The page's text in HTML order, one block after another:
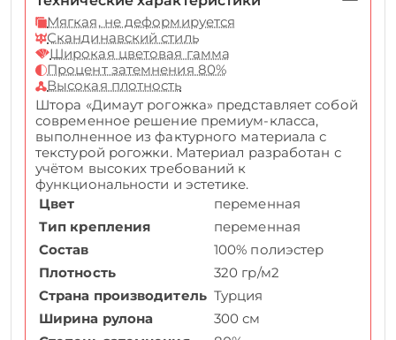
Мягкая, не деформируется
Скандинавский стиль
Широкая цветовая гамма
Процент затемнения 80%
Высокая плотность
Штора «Димаут рогожка» представляет собой
современное решение премиум-класса,
выполненное из фактурного материала с
текстурой рогожки. Материал разработан с
учётом высоких требований к
функциональности и эстетике.
Цвет
переменная
Тип крепления
переменная
Состав
100% полиэстер
Плотность
320 гр/м2
Страна производитель Турция
Ширина рулона
300 см